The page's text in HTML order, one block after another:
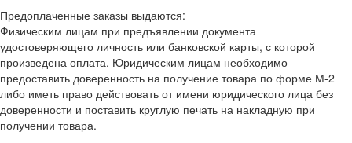
Предоплаченные заказы выдаются:
Физическим лицам при предъявлении документа
удостоверяющего личность или банковской карты, с которой
произведена оплата. Юридическим лицам необходимо
предоставить доверенность на получение товара по форме М-2
либо иметь право действовать от имени юридического лица без
доверенности и поставить круглую печать на накладную при
получении товара.